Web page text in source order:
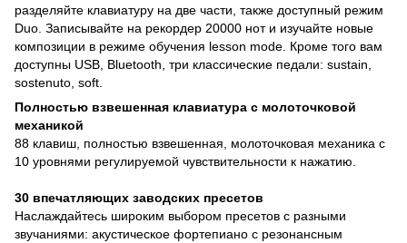
разделяйте клавиатуру на две части, также доступный режим
Duo. Записывайте на рекордер 20000 нот и изучайте новые
композиции в режиме обучения lesson mode. Кроме того вам
доступны USB, Bluetooth, три классические педали: sustain,
sostenuto, soft.
Полностью взвешенная клавиатура с молоточковой
механикой
88 клавиш, полностью взвешенная, молоточковая механика с
10 уровнями регулируемой чувствительности к нажатию.
30 впечатляющих заводских пресетов
Наслаждайтесь широким выбором пресетов с разными
звучаниями: акустическое фортепиано с резонансным